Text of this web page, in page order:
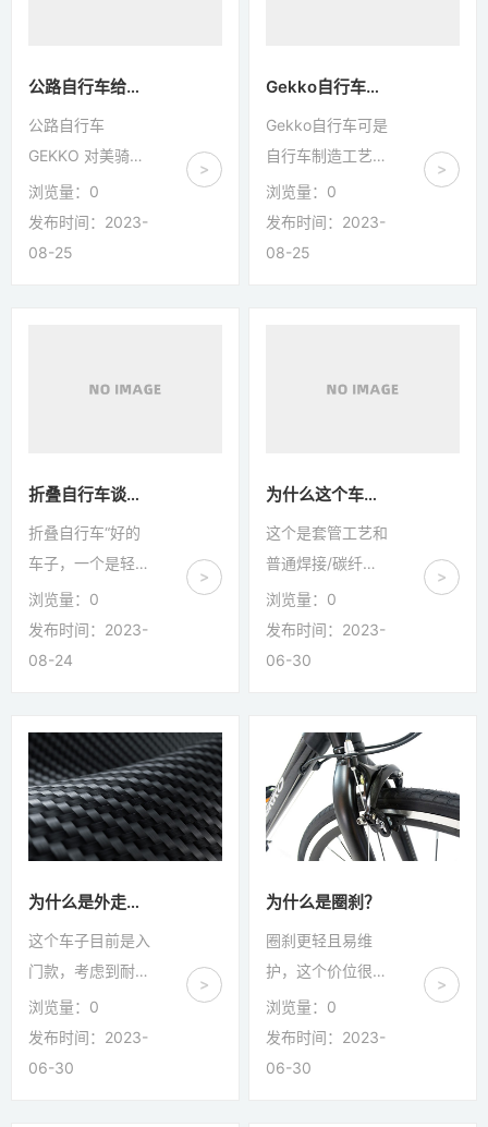
们的关注和青睐。
Gekko也一直以不
断创新和潮流的姿
颇具特色的骑行产
品。而这次推出
能轻松举起！从而
在骑行过程中能够
提供更快、更轻松
外，碳纤维材质还
具有高强度...
公路自行车给您讲讲，Gekko自行车
公路自行车
GEKKO 对美骑表
示未来将陆续推出
碟刹版本、全碳版
本，致力于进一步
示，目前上市的新
但去年一整年都在
对其进行各式各样
的测试，以 5 倍
车检测标准的要求
进行非常严格的强
浏览量： 0
发布时间：2023-
08-25
>
Gekko自行车提醒，折叠自行车厂家
Gekko自行车可是
自行车制造工艺飞
速发展的同时，人
们的骑行需求也出
现了一些变化，很
而且具有复古雅致
GEKKO 改良创新
了 LUG 接口，在
满足车架刚性、耐
骑行舒适度的基础
上，开发出新一
浏览量： 0
发布时间：2023-
08-25
>
折叠自行车谈谈，折叠自行车厂家
折叠自行车“好的
车子，一个是轻，
一个是帅。”“要结
实耐用，好保养好
维修，如果经常坏
行者们所在公园向
西5公里，就是一
家从事运动自行车
研发和生产的专精
企业的母公司是一
家体育产业集团，
也是制造业单项示
商运营商。因此这
家企业在2010年
浏览量： 0
发布时间：2023-
08-24
>
为什么这个车子没有想象中的轻？
这个是套管工艺和
普通焊接/碳纤维
车架工艺的差别，
车架都会重那么一
点点，而且我们现
碳，后三角还是铝
合金的。并且我们
的出厂标准更严
格，产品更耐用更
做了强化处理，能
提供更好的刚性和
更好的功率输出。
在这个价位的车
子，其实重量也差
浏览量： 0
发布时间：2023-
06-30
>
为什么是外走线？
这个车子目前是入
门款，考虑到耐用
和易维护易保养的
需求，以及这个套
管工艺是复古与现
浏览量： 0
发布时间：2023-
06-30
>
为什么是圈刹？
圈刹更轻且易维
护，这个价位很难
用到很好的碟刹，
一般的碟刹配置骑
行一段时间之后手
浏览量： 0
发布时间：2023-
06-30
>